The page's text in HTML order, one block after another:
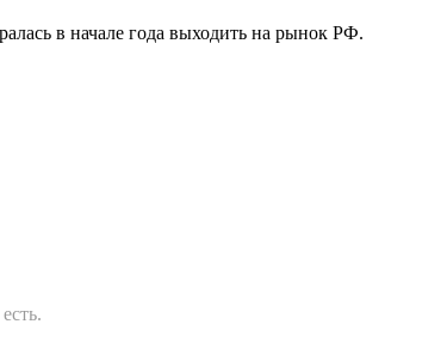
в начале года выходить на рынок РФ.